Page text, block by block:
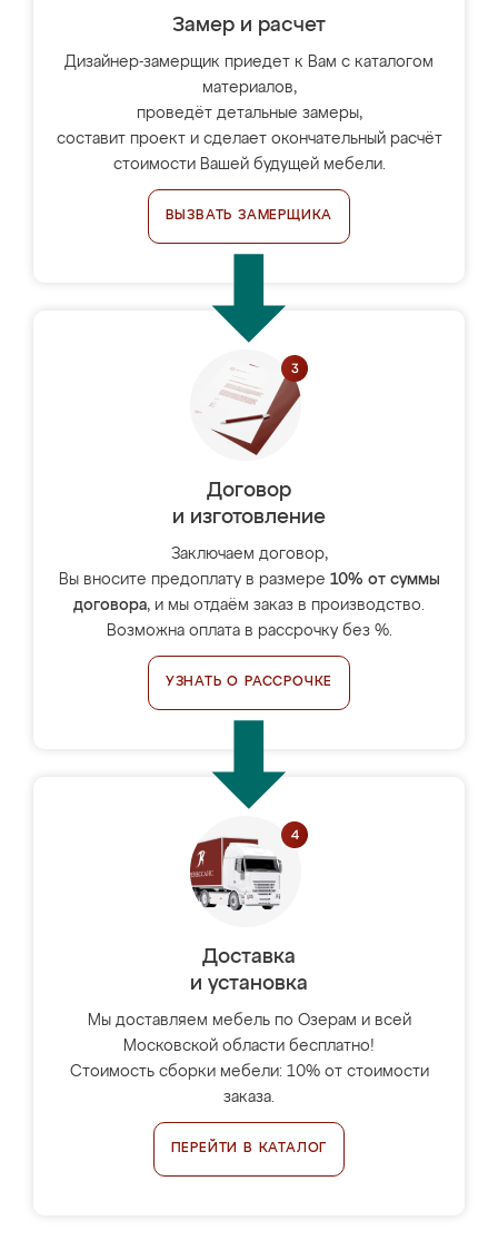
Замер и расчет
Дизайнер-замерщик приедет к Вам с каталогом
материалов,
проведёт детальные замеры,
составит проект и сделает окончательный расчёт
стоимости Вашей будущей мебели.
ВЫЗВАТЬ ЗАМЕРЩИКА
Договор
и изготовление
Заключаем договор,
Вы вносите предоплату в размере 10% от суммы
договора, и мы отдаём заказ в производство.
Возможна оплата в рассрочку без %.
УЗНАТЬ О РАССРОЧКЕ
Доставка
и установка
Мы доставляем мебель по Озерам и всей
Московской области бесплатно!
Стоимость сборки мебели: 10% от стоимости
заказа.
ПЕРЕЙТИ В КАТАЛОГ